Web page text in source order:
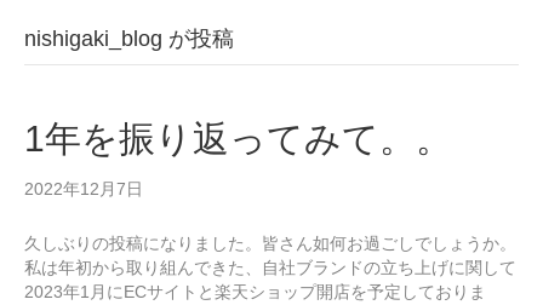
nishigaki_blog が投稿
1年を振り返ってみて。。
2022年12月7日
久しぶりの投稿になりました。皆さん如何お過ごしでしょうか。
私は年初から取り組んできた、自社ブランドの立ち上げに関して
2023年1月にECサイトと楽天ショップ開店を予定しておりま